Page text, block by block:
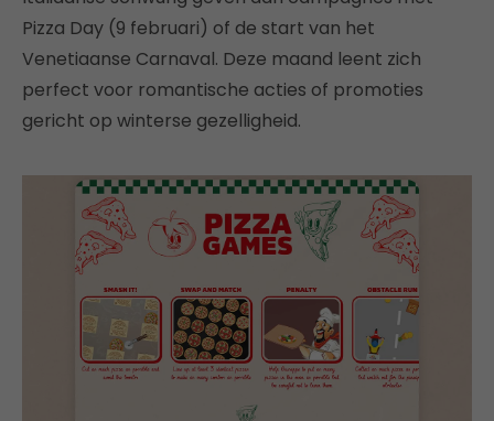
Pizza Day (9 februari) of de start van het
Venetiaanse Carnaval. Deze maand leent zich
perfect voor romantische acties of promoties
gericht op winterse gezelligheid.